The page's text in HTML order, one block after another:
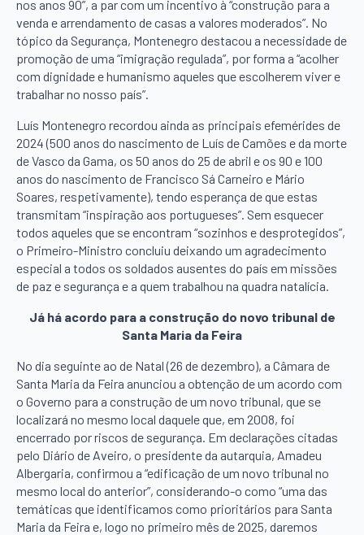
nos anos 90”, a par com um incentivo à “construção para a
venda e arrendamento de casas a valores moderados”. No
tópico da Segurança, Montenegro destacou a necessidade de
promoção de uma “imigração regulada”, por forma a “acolher
com dignidade e humanismo aqueles que escolherem viver e
trabalhar no nosso país”.
Luís Montenegro recordou ainda as principais efemérides de
2024 (500 anos do nascimento de Luís de Camões e da morte
de Vasco da Gama, os 50 anos do 25 de abril e os 90 e 100
anos do nascimento de Francisco Sá Carneiro e Mário
Soares, respetivamente), tendo esperança de que estas
transmitam “inspiração aos portugueses”. Sem esquecer
todos aqueles que se encontram “sozinhos e desprotegidos”,
o Primeiro-Ministro concluiu deixando um agradecimento
especial a todos os soldados ausentes do país em missões
de paz e segurança e a quem trabalhou na quadra natalícia.
Já há acordo para a construção do novo tribunal de
Santa Maria da Feira
No dia seguinte ao de Natal (26 de dezembro), a Câmara de
Santa Maria da Feira anunciou a obtenção de um acordo com
o Governo para a construção de um novo tribunal, que se
localizará no mesmo local daquele que, em 2008, foi
encerrado por riscos de segurança. Em declarações citadas
pelo Diário de Aveiro, o presidente da autarquia, Amadeu
Albergaria, confirmou a “edificação de um novo tribunal no
mesmo local do anterior”, considerando-o como “uma das
temáticas que identificamos como prioritários para Santa
Maria da Feira e, logo no primeiro mês de 2025, daremos